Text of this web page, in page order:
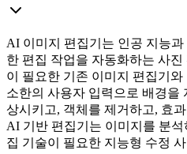
AI 이미지 편집기는 인공 지능
한 편집 작업을 자동화하는 사
이 필요한 기존 이미지 편집기
소한의 사용자 입력으로 배경을
상시키고, 객체를 제거하고, 효
AI 기반 편집기는 이미지를 분
집 기술이 필요한 지능형 수정